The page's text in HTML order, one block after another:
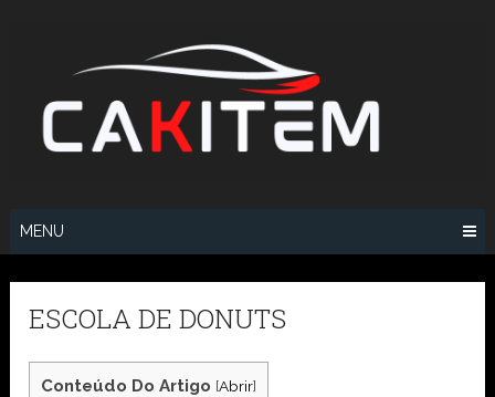
MENU
ESCOLA DE DONUTS
Conteúdo Do Artigo [Abrir]